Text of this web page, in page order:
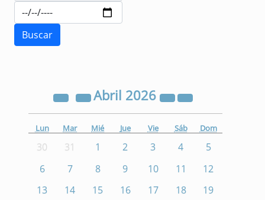
Abril 2026
Lun Mar Mié Jue Vie Sáb Dom
30 31 1 2 3 4
5
6
7 8 9 10 11
12
13
14 15 16 17 18
19